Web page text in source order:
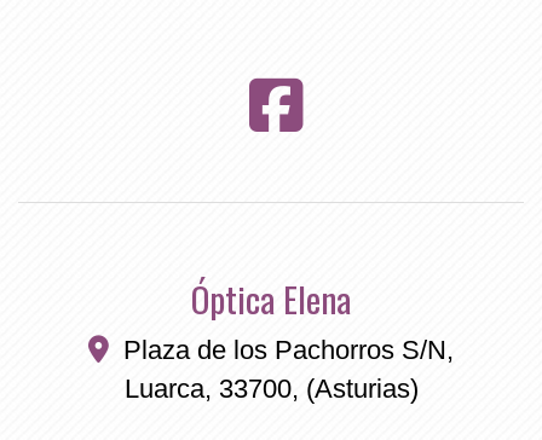
Óptica Elena
Plaza de los Pachorros S/N,
Luarca, 33700, (Asturias)